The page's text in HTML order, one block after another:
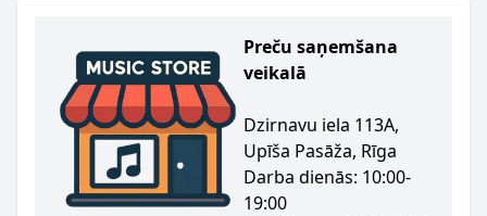
Preču saņemšana
veikalā
Dzirnavu iela 113A,
Upīša Pasāža, Rīga
Darba dienās: 10:00-
19:00